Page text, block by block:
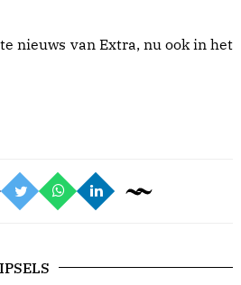
nieuws van Extra, nu ook in het